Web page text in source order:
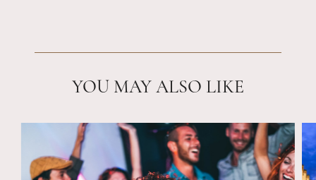
YOU MAY ALSO LIKE